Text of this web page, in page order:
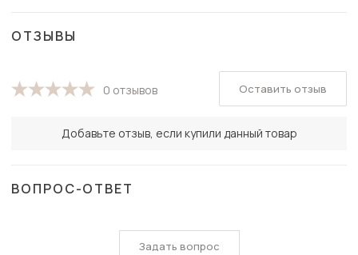
ОТЗЫВЫ
0 отзывов
Добавьте отзыв, если купили данный товар
Оставить отзыв
ВОПРОС-ОТВЕТ
Задать вопрос